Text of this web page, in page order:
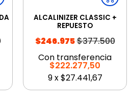
ALCALINIZER CLASSIC +
REPUESTO
$246.975$377.500
Con transferencia
$222.277,50
9x$27.441,67